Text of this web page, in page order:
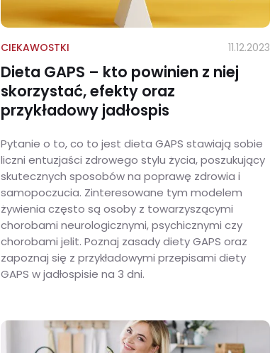
CIEKAWOSTKI 11.12.2023
Dieta GAPS – kto powinien z niej
skorzystać, efekty oraz
przykładowy jadłospis
Pytanie o to, co to jest dieta GAPS stawiają sobie
liczni entuzjaści zdrowego stylu życia, poszukujący
skutecznych sposobów na poprawę zdrowia i
samopoczucia. Zinteresowane tym modelem
żywienia często są osoby z towarzyszącymi
chorobami neurologicznymi, psychicznymi czy
chorobami jelit. Poznaj zasady diety GAPS oraz
zapoznaj się z przykładowymi przepisami diety
GAPS w jadłospisie na 3 dni.